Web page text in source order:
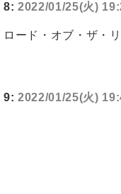
8: 2022/01/25(火)
ロード・オブ・ザ・
9: 2022/01/25(火)